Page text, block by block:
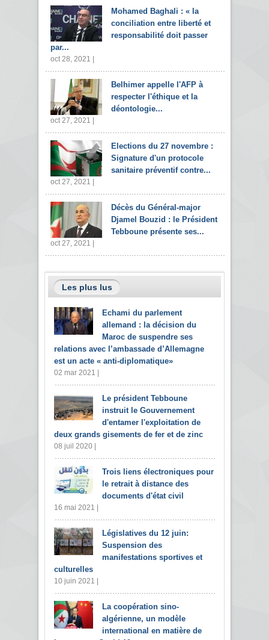
Mohamed Baghali : « la
conciliation entre liberté et
responsabilité doit passer
par...
oct 28, 2021 |
Belhimer appelle l'AFP à
respecter l'éthique et la
déontologie...
oct 27, 2021 |
Elections du 27 novembre :
Signature d'un protocole
sanitaire préventif contre...
oct 27, 2021 |
Décès du Général-major
Djamel Bouzid : le Président
Tebboune présente ses...
oct 27, 2021 |
Les plus lus
Echami du parlement
allemand : la décision du
Maroc de suspendre ses
relations avec l’ambassade d’Allemagne
est un acte « anti-diplomatique»
02 mar 2021 |
Le président Tebboune
instruit le Gouvernement
d'entamer l'exploitation de
deux grands gisements de fer et de zinc
08 juil 2020 |
Trois liens électroniques pour
le retrait à distance des
documents d'état civil
16 mai 2021 |
Législatives du 12 juin:
Suspension des
manifestations sportives et
culturelles
10 juin 2021 |
La coopération sino-
algérienne, un modèle
international en matière de